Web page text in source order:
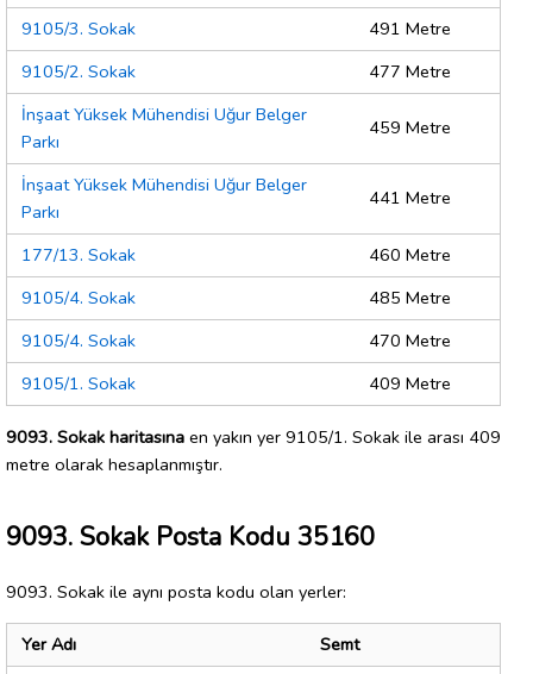
9105/3. Sokak
491 Metre
9105/2. Sokak
477 Metre
İnşaat Yüksek Mühendisi Uğur Belger
Parkı
459 Metre
İnşaat Yüksek Mühendisi Uğur Belger
Parkı
441 Metre
177/13. Sokak
460 Metre
9105/4. Sokak
485 Metre
9105/4. Sokak
470 Metre
9105/1. Sokak
409 Metre
9093. Sokak haritasına en yakın yer 9105/1. Sokak ile arası 409
metre olarak hesaplanmıştır.
9093. Sokak Posta Kodu 35160
9093. Sokak ile aynı posta kodu olan yerler:
Yer Adı
Semt